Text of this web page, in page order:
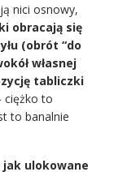
nici osnowy,
obracają się
(obrót “do
własnej
tabliczki
ciężko to
to banalnie
jak ulokowane